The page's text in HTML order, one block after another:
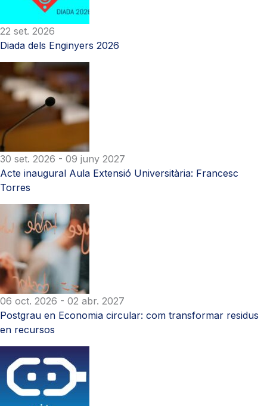
22 set. 2026
Diada dels Enginyers 2026
30 set. 2026 - 09 juny 2027
Acte inaugural Aula Extensió Universitària: Francesc
Torres
06 oct. 2026 - 02 abr. 2027
Postgrau en Economia circular: com transformar residus
en recursos